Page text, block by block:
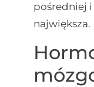
pośredniej i
największa.